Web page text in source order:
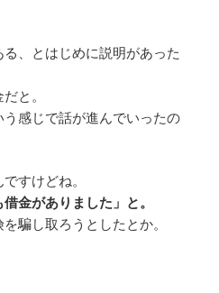
、とはじめに説明があった
と。
感じで話が進んでいったの
すけどね。
金がありました」と。
騙し取ろうとしたとか。